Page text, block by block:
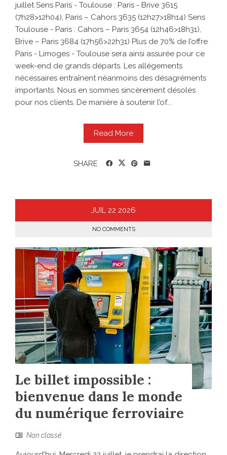
juillet Sens Paris - Toulouse : Paris - Brive 3615
(7h28>12h04), Paris – Cahors 3635 (12h27>18h14) Sens
Toulouse - Paris : Cahors – Paris 3654 (12h46>18h31),
Brive – Paris 3684 (17h56>22h31) Plus de 70% de l’offre
Paris - Limoges - Toulouse sera ainsi assurée pour ce
week-end de grands départs. Les allégements
nécessaires entraînent néanmoins des désagréments
importants. Nous en sommes sincèrement désolés
pour nos clients. De manière à soutenir l’of...
Read More
SHARE
JUIL 22 2026
NO COMMENTS
Le billet impossible :
bienvenue dans le monde
du numérique ferroviaire
Non classé